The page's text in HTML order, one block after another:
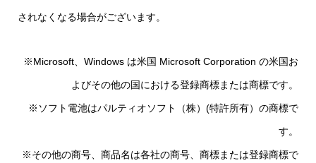
されなくなる場合がございます。
※Microsoft、Windows は米国 Microsoft Corporation の米国お
よびその他の国における登録商標または商標です。
※ソフト電池はパルティオソフト（株）(特許所有）の商標で
す。
※その他の商号、商品名は各社の商号、商標または登録商標で